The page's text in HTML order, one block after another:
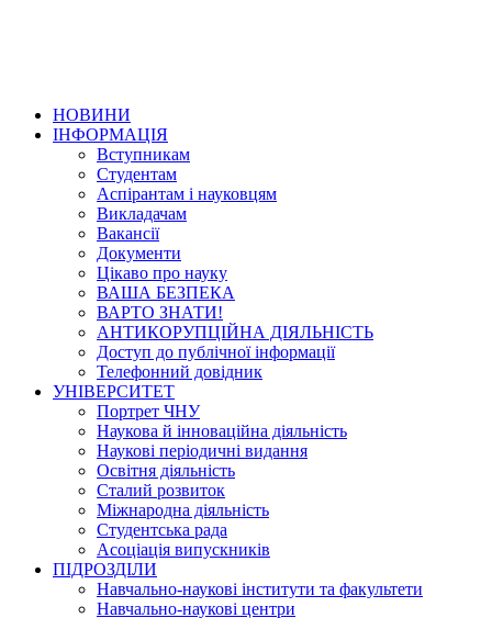
НОВИНИ
ІНФОРМАЦІЯ
Вступникам
Студентам
Аспірантам і науковцям
Викладачам
Вакансії
Документи
Цікаво про науку
ВАША БЕЗПЕКА
ВАРТО ЗНАТИ!
АНТИКОРУПЦІЙНА ДІЯЛЬНІСТЬ
Доступ до публічної інформації
Телефонний довідник
УНІВЕРСИТЕТ
Портрет ЧНУ
Наукова й інноваційна діяльність
Наукові періодичні видання
Освітня діяльність
Сталий розвиток
Міжнародна діяльність
Студентська рада
Асоціація випускників
ПІДРОЗДІЛИ
Навчально-наукові інститути та факультети
Навчально-наукові центри